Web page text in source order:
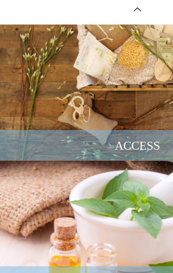
ACCESS